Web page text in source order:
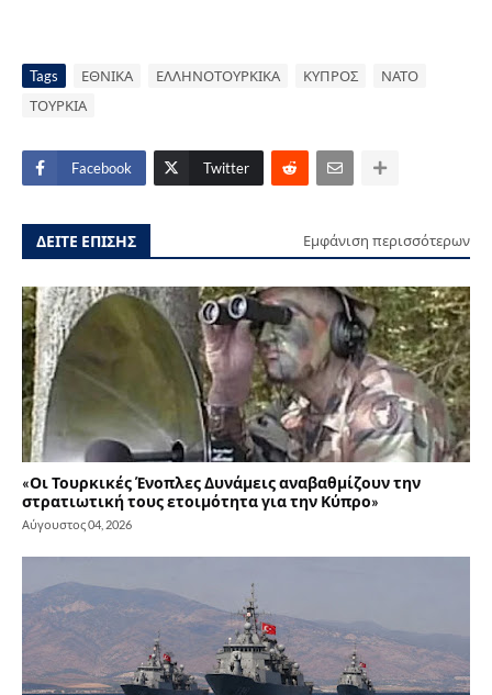
Tags ΕΘΝΙΚΑ ΕΛΛΗΝΟΤΟΥΡΚΙΚΑ ΚΥΠΡΟΣ
ΝΑΤΟ
ΤΟΥΡΚΙΑ
Facebook Twitter
ΔΕΙΤΕ ΕΠΙΣΗΣ Εμφάνιση περισσότερων
«Οι Τουρκικές Ένοπλες Δυνάμεις αναβαθμίζουν την
στρατιωτική τους ετοιμότητα για την Κύπρο»
Αύγουστος 04, 2026